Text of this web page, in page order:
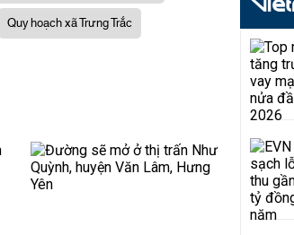
Quy hoạch xã Trưng Trắc